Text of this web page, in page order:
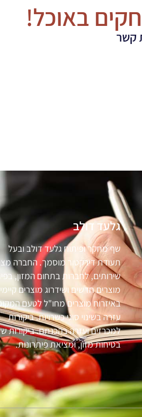
באוכל!
קשר
גלעד דולב
שף מחקר ופיתוח גלעד דולב ובעל
תעודת דירקטור מוסמך. החברה
שירותים, לחברות בתחום המזון,
מוצרים חדשים ושידרוג מוצרים
באיזרוח מוצרים מחו"ל לטעם
עזרה בשינוי סוגי כשרויות. ביקורות
למכרזים ועזרה בהכנתם. ביקורות
בטיחות מזון, ומציאת פיתרונות.